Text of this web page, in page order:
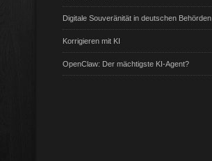
Digitale Souveränität in deutschen Behörden
Korrigieren mit KI
OpenClaw: Der mächtigste KI-Agent?